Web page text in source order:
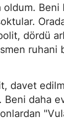
oldum.
dördü
ruhani
davet
Beni daha